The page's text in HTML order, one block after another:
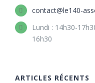
contact@le140-
Lundi : 14h30-
16h30
ARTICLES RÉCENTS